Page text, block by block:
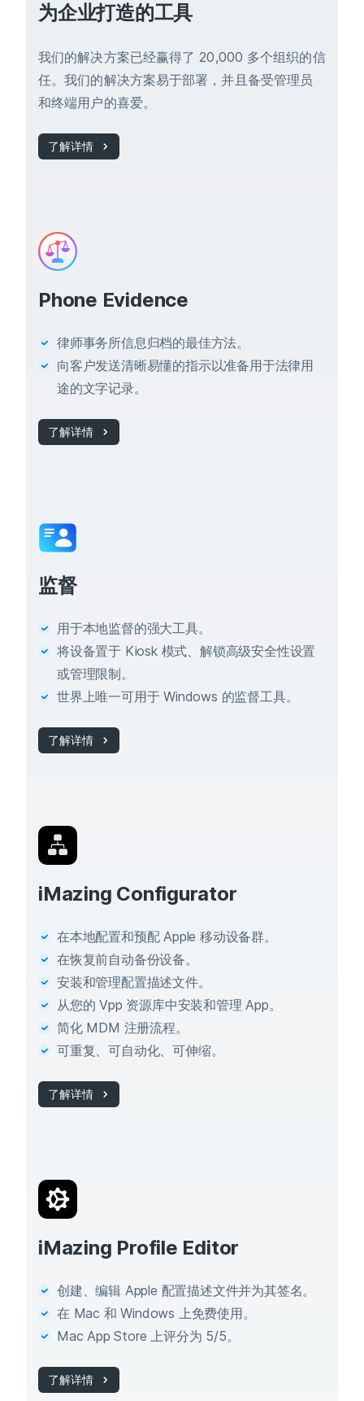
为企业打造的工具
我们的解决方案已经赢得了 20,000 多个组织的信
任。我们的解决方案易于部署，并且备受管理员
和终端用户的喜爱。
了解详情
Phone Evidence
律师事务所信息归档的最佳方法。
向客户发送清晰易懂的指示以准备用于法律用
途的文字记录。
了解详情
监督
用于本地监督的强大工具。
将设备置于 Kiosk 模式、解锁高级安全性设置
或管理限制。
世界上唯一可用于 Windows 的监督工具。
了解详情
iMazing Configurator
在本地配置和预配 Apple 移动设备群。
在恢复前自动备份设备。
安装和管理配置描述文件。
从您的 Vpp 资源库中安装和管理 App。
简化 MDM 注册流程。
可重复、可自动化、可伸缩。
了解详情
iMazing Profile Editor
创建、编辑 Apple 配置描述文件并为其签名。
在 Mac 和 Windows 上免费使用。
Mac App Store 上评分为 5/5。
了解详情